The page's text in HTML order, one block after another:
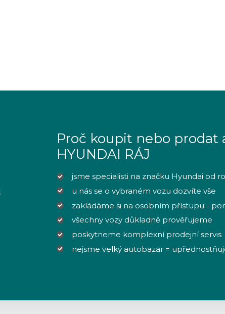
Proč koupit nebo prodat
HYUNDAI RÁJ
jsme specialisti na značku Hyundai od
u nás se o vybraném vozu dozvíte vše
zakládáme si na osobním přístupu -
všechny vozy důkladně prověřujeme
poskytneme komplexní prodejní servis
nejsme velký autobazar =